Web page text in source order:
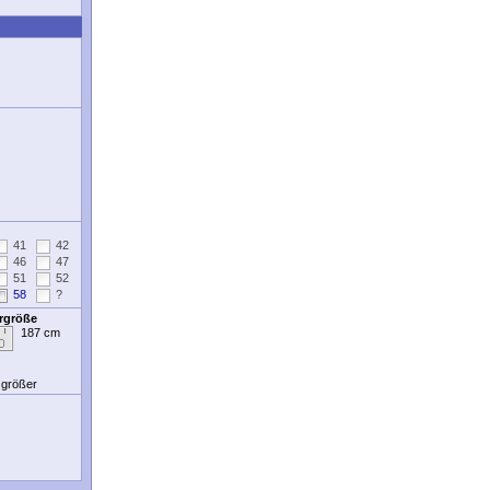
41
42
46
47
51
52
58
?
187 cm
größer